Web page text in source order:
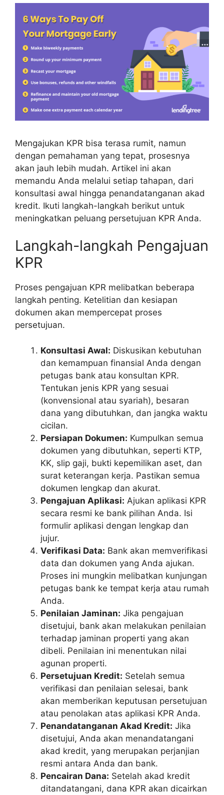
Mengajukan KPR bisa terasa rumit, namun
dengan pemahaman yang tepat, prosesnya
akan jauh lebih mudah. Artikel ini akan
memandu Anda melalui setiap tahapan, dari
konsultasi awal hingga penandatanganan akad
kredit. Ikuti langkah-langkah berikut untuk
meningkatkan peluang persetujuan KPR Anda.
Langkah-langkah Pengajuan
KPR
Proses pengajuan KPR melibatkan beberapa
langkah penting. Ketelitian dan kesiapan
dokumen akan mempercepat proses
persetujuan.
Konsultasi Awal: Diskusikan kebutuhan
dan kemampuan finansial Anda dengan
petugas bank atau konsultan KPR.
Tentukan jenis KPR yang sesuai
(konvensional atau syariah), besaran
dana yang dibutuhkan, dan jangka waktu
cicilan.
Persiapan Dokumen: Kumpulkan semua
dokumen yang dibutuhkan, seperti KTP,
KK, slip gaji, bukti kepemilikan aset, dan
surat keterangan kerja. Pastikan semua
dokumen lengkap dan akurat.
Pengajuan Aplikasi: Ajukan aplikasi KPR
secara resmi ke bank pilihan Anda. Isi
formulir aplikasi dengan lengkap dan
jujur.
Verifikasi Data: Bank akan memverifikasi
data dan dokumen yang Anda ajukan.
Proses ini mungkin melibatkan kunjungan
petugas bank ke tempat kerja atau rumah
Anda.
Penilaian Jaminan: Jika pengajuan
disetujui, bank akan melakukan penilaian
terhadap jaminan properti yang akan
dibeli. Penilaian ini menentukan nilai
agunan properti.
Persetujuan Kredit: Setelah semua
verifikasi dan penilaian selesai, bank
akan memberikan keputusan persetujuan
atau penolakan atas aplikasi KPR Anda.
Penandatanganan Akad Kredit: Jika
disetujui, Anda akan menandatangani
akad kredit, yang merupakan perjanjian
resmi antara Anda dan bank.
Pencairan Dana: Setelah akad kredit
ditandatangani, dana KPR akan dicairkan